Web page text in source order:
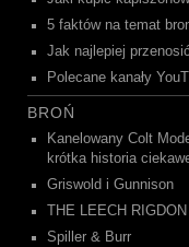
5 faktów na temat
Jak najlepiej
Polecane kanały
BROŃ
Kanelowany Colt
krótka historia
Griswold i Gunnison
THE LEECH
Spiller & Burr